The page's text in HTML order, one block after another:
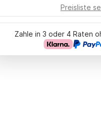
Preisliste
Zahle in 3 oder 4 Raten